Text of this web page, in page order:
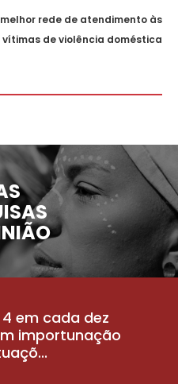
rede de atendimento às
vítimas de violência doméstica
em cada dez
importunação